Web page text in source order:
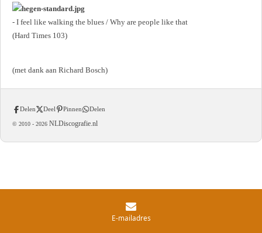
- I feel like walking the blues / Why are people like that
(Hard Times 103)
(met dank aan Richard Bosch)
Delen Deel Pinnen Delen
© 2010 - 2026 NLDiscografie.nl
E-mailadres